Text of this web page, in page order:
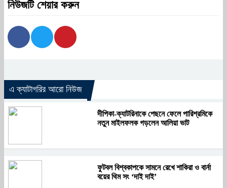
নিউজটি শেয়ার করুন
এ ক্যাটাগরির আরো নিউজ
দীপিকা-ক্যাটরিনাকে পেছনে ফেলে পারিশ্রমিকে
নতুন মাইলফলক গড়লেন আলিয়া ভাট
ফুটবল বিশ্বকাপকে সামনে রেখে শাকিরা ও বার্না
বয়ের থিম সং ‘দাই দাই’